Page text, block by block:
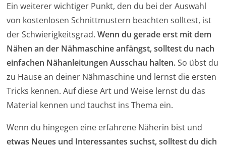
Ein weiterer wichtiger Punkt, den du bei der Auswahl
von kostenlosen Schnittmustern beachten solltest, ist
der Schwierigkeitsgrad.Wenn du gerade erst mit dem
Nähen an der Nähmaschine anfängst, solltest du nach
einfachen Nähanleitungen Ausschau halten.So übst du
zu Hause an deiner Nähmaschine und lernst die ersten
Tricks kennen. Auf diese Art und Weise lernst du das
Material kennen und tauchst ins Thema ein.
Wenn du hingegen eine erfahrene Näherin bist und
etwas Neues und Interessantes suchst, solltest du dich